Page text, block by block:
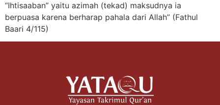
“Ihtisaaban” yaitu azimah (tekad) maksudnya ia
berpuasa karena berharap pahala dari Allah” (Fathul
Baari 4/115)